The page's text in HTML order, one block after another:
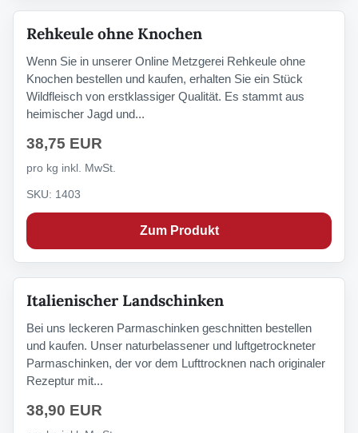
Rehkeule ohne Knochen
Wenn Sie in unserer Online Metzgerei Rehkeule ohne
Knochen bestellen und kaufen, erhalten Sie ein Stück
Wildfleisch von erstklassiger Qualität. Es stammt aus
heimischer Jagd und...
38,75 EUR
pro kg inkl. MwSt.
SKU: 1403
Zum Produkt
Italienischer Landschinken
Bei uns leckeren Parmaschinken geschnitten bestellen
und kaufen. Unser naturbelassener und luftgetrockneter
Parmaschinken, der vor dem Lufttrocknen nach originaler
Rezeptur mit...
38,90 EUR